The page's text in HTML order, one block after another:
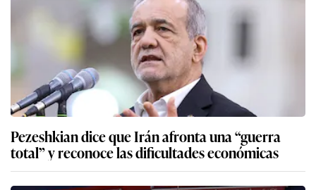
Pezeshkian dice que Irán afronta una “guerra
total” y reconoce las dificultades económicas